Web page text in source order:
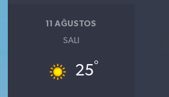
11 AĞUSTOS
SALI
25°